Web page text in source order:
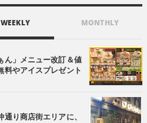
WEEKLY MONTHLY
ん」メニュー改訂＆値
料やアイスプレゼント
通り商店街エリアに、